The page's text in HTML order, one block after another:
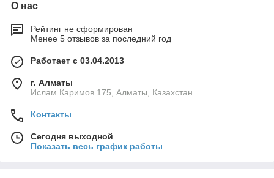
О нас
Рейтинг не сформирован
Менее 5 отзывов за последний год
Работает с 03.04.2013
г. Алматы
Ислам Каримов 175, Алматы, Казахстан
Контакты
Сегодня выходной
Показать весь график работы